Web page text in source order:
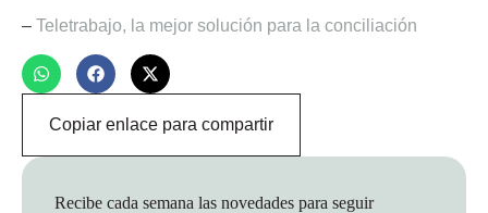
– Teletrabajo, la mejor solución para la conciliación
Copiar enlace para compartir
Recibe cada semana las novedades para seguir